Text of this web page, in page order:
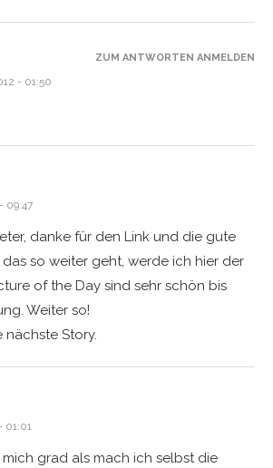
- 01:50
ZUM ANTWORTEN ANMELDEN
09:47
danke für den Link und die gute
das so weiter geht, werde ich hier der
of the Day sind sehr schön bis
Weiter so!
nächste Story.
01:01
grad als mach ich selbst die